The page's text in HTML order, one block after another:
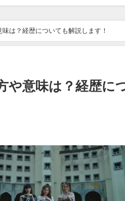
味は？経歴についても解説します！
や意味は？経歴に